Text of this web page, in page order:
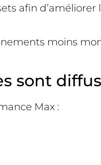
afin d’améliorer
moins
sont
Max :